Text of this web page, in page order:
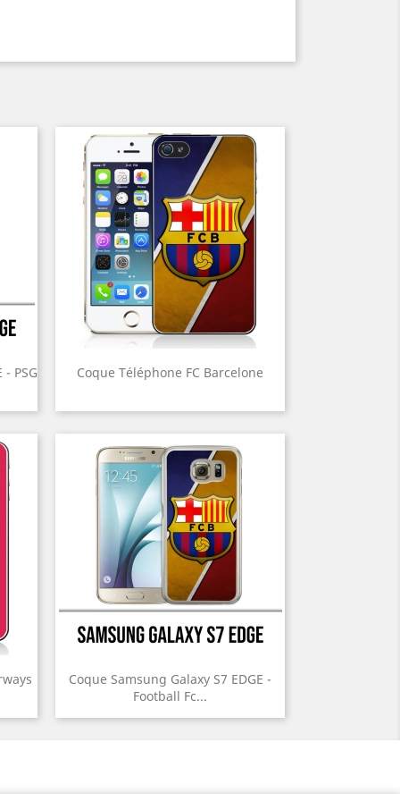
PSG Coque Téléphone FC Barcelone
Coque Samsung Galaxy S7 EDGE -
Football Fc...